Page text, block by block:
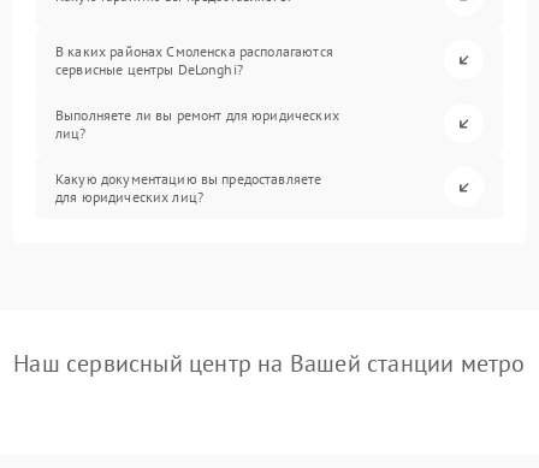
В каких районах Смоленска располагаются
сервисные центры DeLonghi?
Выполняете ли вы ремонт для юридических
лиц?
Какую документацию вы предоставляете
для юридических лиц?
Наш сервисный центр на Вашей станции метро